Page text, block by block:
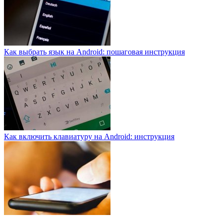
Как выбрать язык на Android: пошаговая инструкция
Как включить клавиатуру на Android: инструкция